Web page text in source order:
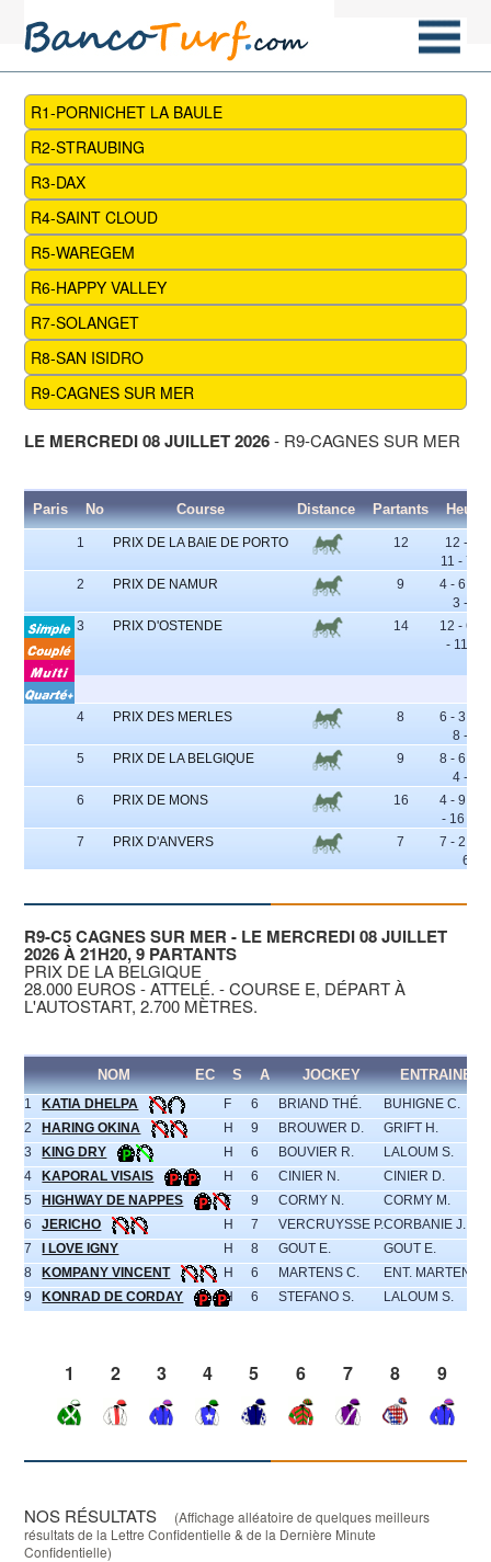
R1-PORNICHET LA BAULE
R2-STRAUBING
R3-DAX
R4-SAINT CLOUD
R5-WAREGEM
R6-HAPPY VALLEY
R7-SOLANGET
R8-SAN ISIDRO
R9-CAGNES SUR MER
LE MERCREDI 08 JUILLET 2026- R9-CAGNES SUR MER
Paris No Course Distance Partants Heure
1 PRIX DE LA BAIE DE PORTO 12
12 - 5 -
11 - 7 - 2
2
PRIX DE NAMUR 9
4 - 6 - 1
3 - 5
3
PRIX D'OSTENDE 14
12 - 6 -
- 11 - 5
4 PRIX DES MERLES 8
6 - 3 - 5
8 - 2
5
PRIX DE LA BELGIQUE 9
8 - 6 - 1
4 - 9
6
PRIX DE MONS 16
4 - 9 -
- 16 - 14
7
PRIX D'ANVERS 7
7 - 2 - 4
6
R9-C5 CAGNES SUR MER - LE MERCREDI 08 JUILLET
2026 À 21H20, 9 PARTANTS
PRIX DE LA BELGIQUE
28.000 EUROS - ATTELÉ. - COURSE E, DÉPART À
L'AUTOSTART, 2.700 MÈTRES.
NOM EC S A JOCKEY
1 KATIA DHELPA F 6 BRIAND THÉ.
BUHIGNE C.
2
HARING OKINA H 9 BROUWER D.
GRIFT H.
3
KING DRY H 6 BOUVIER R.
LALOUM S.
4
KAPORAL VISAIS H 6 CINIER N.
CINIER D.
5
HIGHWAY DE NAPPES F 9 CORMY N.
CORMY M.
6
JERICHO H 7 VERCRUYSSE P.CORBANIE J.
7
I LOVE IGNY H 8 GOUT E.
GOUT E.
8
KOMPANY VINCENT H 6 MARTENS C.
ENT. MARTENS
9
KONRAD DE CORDAY H 6 STEFANO S. LALOUM S.
1 2 3 4 5 6 7 8 9
NOS RÉSULTATS
(Affichage alléatoire de quelques meilleurs
résultats de la Lettre Confidentielle & de la Dernière Minute
Confidentielle)